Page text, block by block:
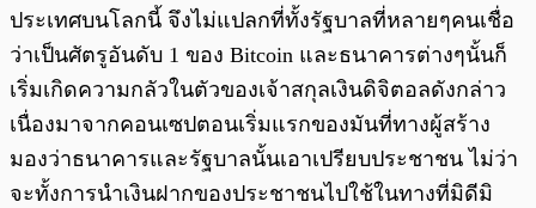
ประเทศบนโลกนี้ จึงไม่แปลกที่ทั้งรัฐบาลที่หลายๆคนเชื่อ
ว่าเป็นศัตรูอันดับ 1 ของ Bitcoin และธนาคารต่างๆนั้นก็
เริ่มเกิดความกลัวในตัวของเจ้าสกุลเงินดิจิตอลดังกล่าว
เนื่องมาจากคอนเซปตอนเริ่มแรกของมันที่ทางผู้สร้าง
มองว่าธนาคารและรัฐบาลนั้นเอาเปรียบประชาชน ไม่ว่า
จะทั้งการนำเงินฝากของประชาชนไปใช้ในทางที่มิดีมิ